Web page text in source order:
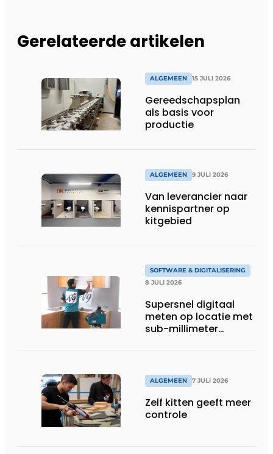
Gerelateerde artikelen
ALGEMEEN 15 JULI 2026
Gereedschapsplan
als basis voor
productie
ALGEMEEN 9 JULI 2026
Van leverancier naar
kennispartner op
kitgebied
SOFTWARE & DIGITALISERING
8 JULI 2026
Supersnel digitaal
meten op locatie met
sub-millimeter
ALGEMEEN 7 JULI 2026
Zelf kitten geeft meer
controle